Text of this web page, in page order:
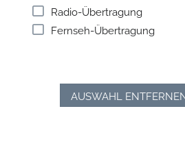
Radio-Übertragung
Fernseh-Übertragung
AUSWAHL